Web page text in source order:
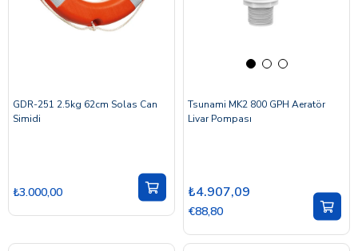
GDR-251 2.5kg 62cm Solas Can
Simidi
₺3.000,00
Tsunami MK2 800 GPH Aeratör
Livar Pompası
₺4.907,09
€88,80